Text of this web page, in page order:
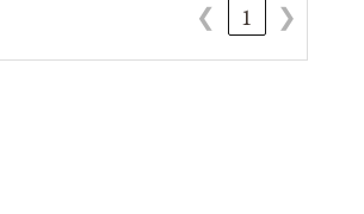
❮
1 ❯